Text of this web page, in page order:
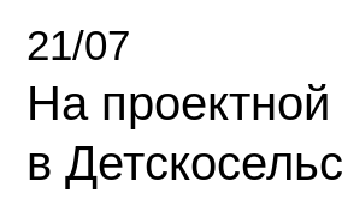
21/07
На
в